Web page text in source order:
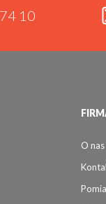
10
O nas